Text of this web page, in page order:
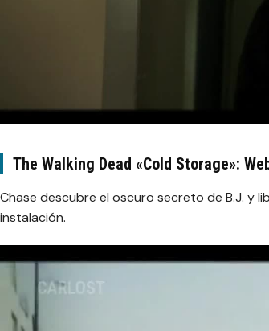
The Walking Dead «Cold Storage»:
Chase descubre el oscuro secreto de B.J. y
instalación.